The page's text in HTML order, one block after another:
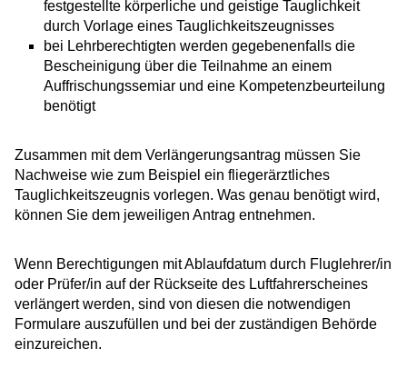
festgestellte körperliche und geistige Tauglichkeit
durch Vorlage eines Tauglichkeitszeugnisses
bei Lehrberechtigten werden gegebenenfalls die
Bescheinigung über die Teilnahme an einem
Auffrischungssemiar und eine Kompetenzbeurteilung
benötigt
Zusammen mit dem Verlängerungsantrag müssen Sie
Nachweise wie zum Beispiel ein fliegerärztliches
Tauglichkeitszeugnis vorlegen. Was genau benötigt wird,
können Sie dem jeweiligen Antrag entnehmen.
Wenn Berechtigungen mit Ablaufdatum durch Fluglehrer/in
oder Prüfer/in auf der Rückseite des Luftfahrerscheines
verlängert werden, sind von diesen die notwendigen
Formulare auszufüllen und bei der zuständigen Behörde
einzureichen.